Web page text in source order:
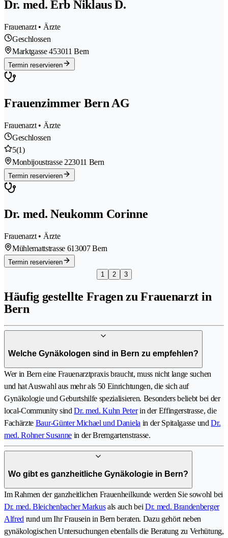
Dr. med. Erb Niklaus D.
Frauenarzt • Ärzte
Geschlossen
Marktgasse 453011 Bern
Termin reservieren
Frauenzimmer Bern AG
Frauenarzt • Ärzte
Geschlossen
5(1)
Monbijoustrasse 223011 Bern
Termin reservieren
Dr. med. Neukomm Corinne
Frauenarzt • Ärzte
Mühlemattstrasse 613007 Bern
Termin reservieren
1
2 3
Häufig gestellte Fragen zu Frauenarzt in
Bern
Welche Gynäkologen sind in Bern zu empfehlen?
Wer in Bern eine Frauenarztpraxis braucht, muss nicht lange suchen
und hat Auswahl aus mehr als 50 Einrichtungen, die sich auf
Gynäkologie und Geburtshilfe spezialisieren. Besonders beliebt bei der
local-Community sindDr. med. Kuhn Peterin der Effingerstrasse, die
Fachärzte Baur-Günter Michael und Daniela in der Spitalgasse undDr.
med. Rohner Susannein der Bremgartenstrasse.
Wo gibt es ganzheitliche Gynäkologie in Bern?
Im Rahmen der ganzheitlichen Frauenheilkunde werden Sie sowohl bei
Dr. med. Bleichenbacher Markusals auch bei Dr. med. Brandenberger
Alfred rund um Ihr Frausein in Bern beraten. Dazu gehört neben
gynäkologischen Untersuchungen ebenfalls die Beratung zu Verhütung,